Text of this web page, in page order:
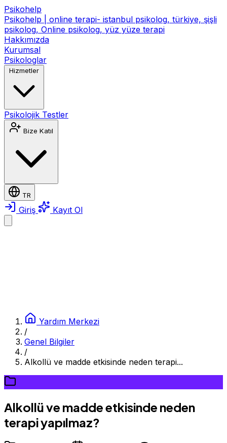
Psikohelp
Psikohelp | online terapi- istanbul psikolog, türkiye, şişli
psikolog, Online psikolog, yüz yüze terapi
Hakkımızda
Kurumsal
Psikologlar
Hizmetler
Psikolojik Testler
Bize Katıl
TR
Giriş Kayıt Ol
Yardım Merkezi
/
Genel Bilgiler
/
Alkollü ve madde etkisinde neden terapi...
Alkollü ve madde etkisinde neden
terapi yapılmaz?